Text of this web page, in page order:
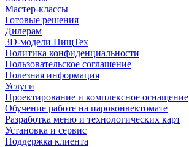
Мастер-классы
Готовые решения
Дилерам
3D-модели ПищТех
Политика конфиденциальности
Пользовательское соглашение
Полезная информация
Услуги
Проектирование и комплексное оснащение
Обучение работе на пароконвектомате
Разработка меню и технологических карт
Установка и сервис
Поддержка клиента